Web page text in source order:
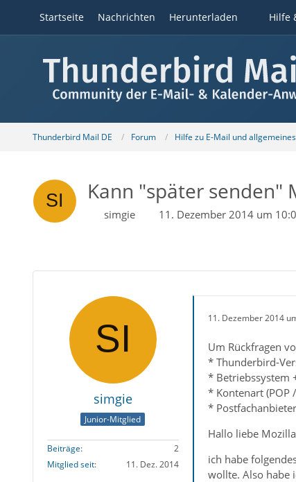
Startseite Nachrichten Herunterladen Hilfe
Thunderbird Mail DE Forum Hilfe zu E-Mail und
Kann "später
simgie 11. Dezember 2014 um
simgie
Junior-Mitglied
Beiträge
2
Mitglied seit
11. Dez. 2014
11. Dezember 2014
Um Rückfragen
* Thunderbird-
* Betriebssystem
* Kontenart (POP
*
Hallo liebe
ich habe
wollte. Also habe